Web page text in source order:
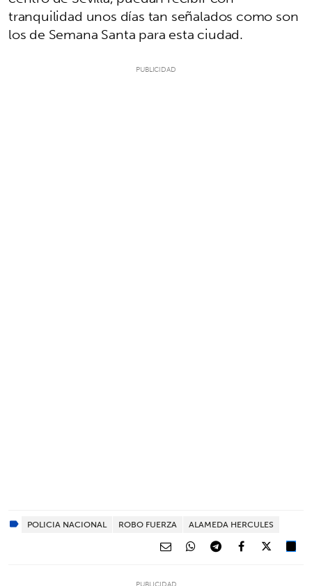
tranquilidad unos días tan señalados como son
los de Semana Santa para esta ciudad.
POLICIA NACIONAL ROBO FUERZA ALAMEDA HERCULES